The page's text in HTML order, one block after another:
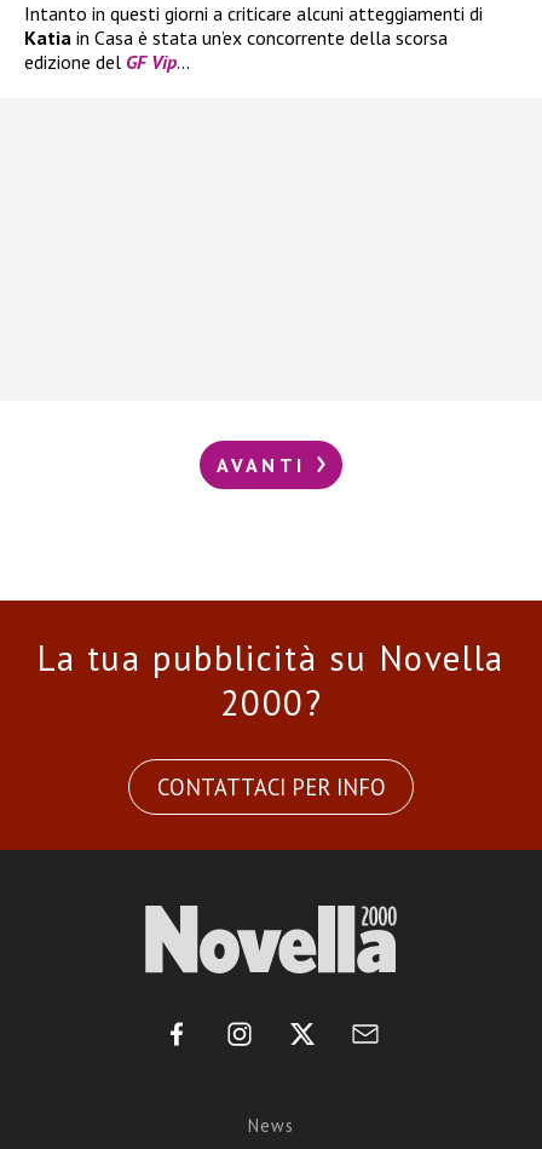
Intanto in questi giorni a criticare alcuni atteggiamenti di
Katia in Casa è stata un’ex concorrente della scorsa
edizione del GF Vip…
AVANTI
La tua pubblicità su Novella
2000?
CONTATTACI PER INFO
News